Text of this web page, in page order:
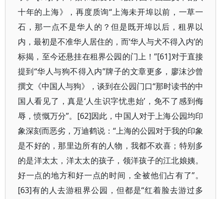
十年的上海》，再度质询“上海未开埠以前，一草一
石，那一点不是华人的？但是既开埠以后，租界以
内，最初是不准华人居住的，而‘华人与犬不得入内’的
标揭，至今还悬挂在租界公园的门上！”[61]对于直接
提到“华人与狗不得入内”牌子的文章更多，廖沫沙曾
撰文《中国人与狗》，谈到在公园门口“那时读书的中
国人看见了，真是‘人生识字忧患始’，免不了感到侮
辱，愤慨万分”。[62]因此，中国人对于上海公园均印
象深刻而恶劣，万迪鹤说：“上海的公园对于我的印象
是不好的，那里边所有的人物，我都不欢喜；特别多
的是洋太太，洋太太的孩子，领洋孩子的江北娘姨。
好一点的地方和好一点的时间，全被他们占有了”。
[63]有的人去游租界公园，但都是“红着脸去游过多